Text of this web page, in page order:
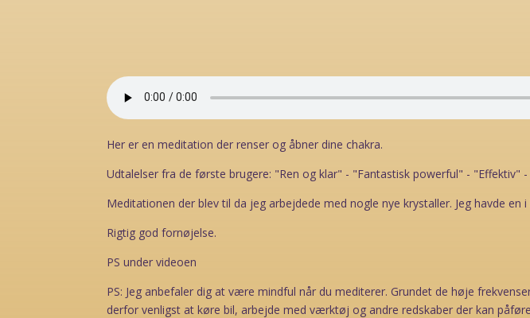
Her er en meditation der renser og åbner dine chakra.
Udtalelser fra de første brugere: "Ren og klar" - "Fantastisk powerful" -
Meditationen der blev til da jeg arbejdede med nogle nye krystaller. Jeg havde en
Rigtig god fornøjelse.
PS under videoen
PS: Jeg anbefaler dig at være mindful når du mediterer. Grundet de høje
derfor venligst at køre bil, arbejde med værktøj og andre redskaber der kan